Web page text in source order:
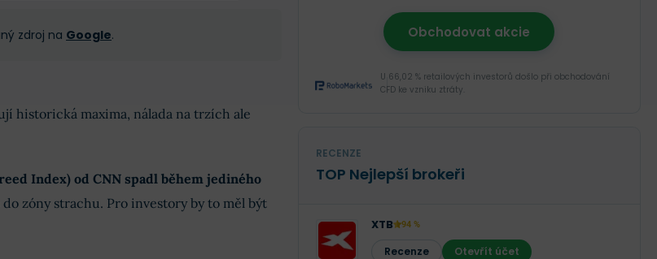
zdroj na Google.
historická maxima, nálada na trzích ale
Index) od CNN spadl během jediného
zóny strachu. Pro investory by to měl být
Obchodovat akcie
U 66,02 % retailových investorů došlo při obchodování
CFD ke vzniku ztráty.
RECENZE
TOP Nejlepší brokeři
XTB 94 %
Recenze Otevřít účet